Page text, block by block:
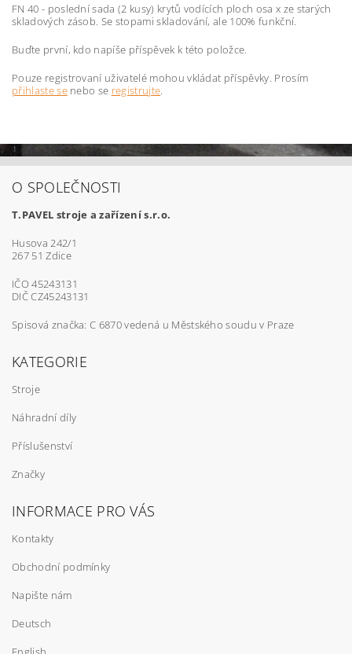
FN 40 - poslední sada (2 kusy) krytů vodících ploch osa x ze starých
skladových zásob. Se stopami skladování, ale 100% funkční.
Buďte první, kdo napíše příspěvek k této položce.
Pouze registrovaní uživatelé mohou vkládat příspěvky. Prosím
přihlaste senebo se registrujte
O SPOLEČNOSTI
T.PAVEL stroje a zařízení s.r.o.
Husova 242/1
267 51 Zdice
IČO 45243131
DIČ CZ45243131
Spisová značka: C 6870 vedená u Městského soudu v Praze
KATEGORIE
Stroje
Náhradní díly
Příslušenství
Značky
INFORMACE PRO VÁS
Kontakty
Obchodní podmínky
Napište nám
Deutsch